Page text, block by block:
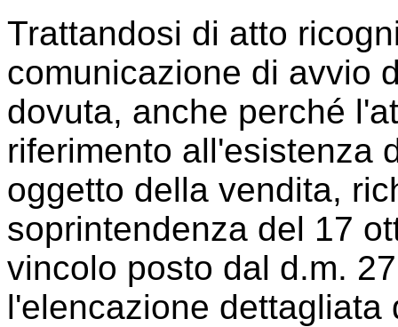
Trattandosi di atto
comunicazione di avvio
dovuta, anche perché
riferimento all'esistenza
oggetto della vendita,
soprintendenza del 17
vincolo posto dal d.m.
l'elencazione